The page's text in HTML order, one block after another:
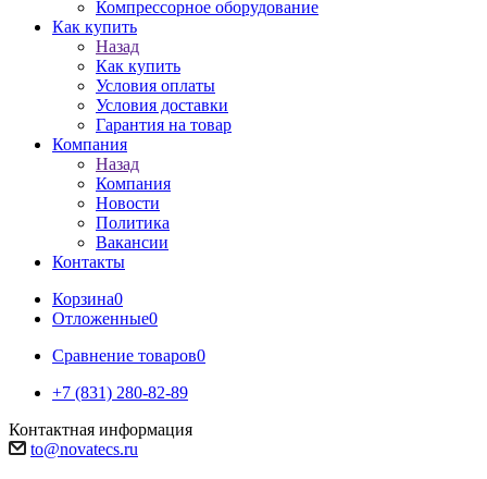
Компрессорное оборудование
Как купить
Назад
Как купить
Условия оплаты
Условия доставки
Гарантия на товар
Компания
Назад
Компания
Новости
Политика
Вакансии
Контакты
Корзина0
Отложенные0
Сравнение товаров0
+7 (831) 280-82-89
Контактная информация
to@novatecs.ru